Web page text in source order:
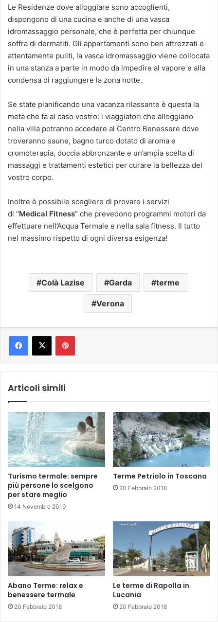
Le Residenze dove alloggiare sono accoglienti,
dispongono di una cucina e anche di una vasca
idromassaggio personale, che è perfetta per chiunque
soffra di dermatiti. Gli appartamenti sono ben attrezzati e
attentamente puliti, la vasca idromassaggio viene collocata
in una stanza a parte in modo da impedire al vapore e alla
condensa di raggiungere la zona notte.
Se state pianificando una vacanza rilassante è questa la
meta che fa al caso vostro: i viaggiatori che alloggiano
nella villa potranno accedere al Centro Benessere dove
troveranno saune, bagno turco dotato di aroma e
cromoterapia, doccia abbronzante e un’ampia scelta di
massaggi e trattamenti estetici per curare la bellezza del
vostro corpo.
Inoltre è possibile scegliere di provare i servizi
di “Medical Fitness” che prevedono programmi motori da
effettuare nell’Acqua Termale e nella sala fitness. Il tutto
nel massimo rispetto di ogni diversa esigenza!
Colà Lazise Garda terme
Verona
Pinterest
Articoli simili
Turismo termale: sempre
più persone lo scelgono
per stare meglio
14 Novembre 2019
Terme Petriolo in Toscana
20 Febbraio 2018
Abano Terme: relax e
benessere termale
20 Febbraio 2018
Le terme di Rapolla in
Lucania
20 Febbraio 2018